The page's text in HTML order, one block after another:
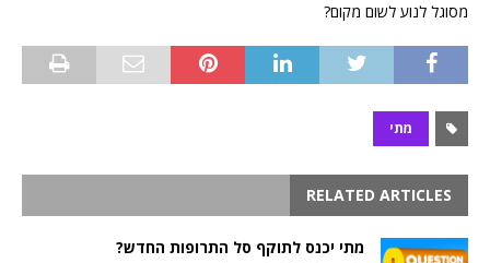
מסוגל לנוע לשום מקום?
מתי
RELATED ARTICLES
מתי יכנס לתוקף סל התרופות החדש?